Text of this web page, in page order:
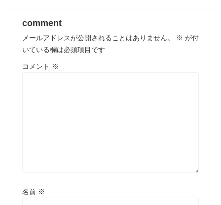
comment
メールアドレスが公開されることはありません。 ※ が付
いている欄は必須項目です
コメント ※
名前 ※